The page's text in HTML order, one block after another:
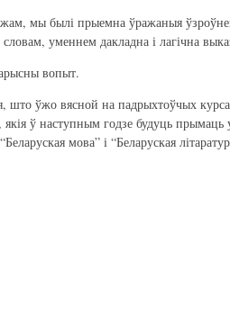
мы былі прыемна ўражаныя
словам, уменнем дакладна і лагічна
вопыт.
што ўжо вясной на падрыхтоўчых
якія ў наступным годзе будуць
мова” і “Беларуская